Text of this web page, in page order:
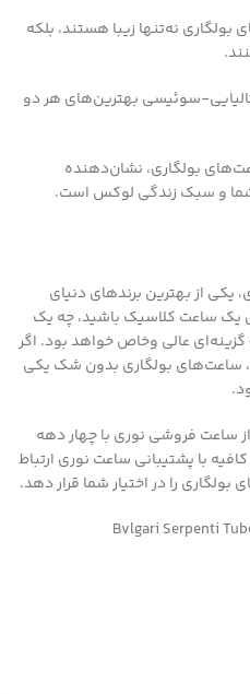
نه‌تنها زیبا هستند، بلکه
سوئیسی بهترین‌های هر دو
بولگاری، نشان‌دهنده
و سبک زندگی لوکس است.
یکی از بهترین برندهای دنیای
ساعت کلاسیک باشید، چه یک
عالی وخاص خواهد بود. اگر
ساعت‌های بولگاری بدون شک یکی
ساعت فروشی نوری با چهار دهه
با پشتیبانی ساعت نوری ارتباط
بولگاری را در اختیار شما قرار دهد.